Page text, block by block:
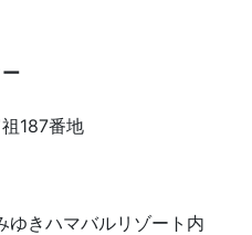
187番地
ゆきハマバルリゾート内